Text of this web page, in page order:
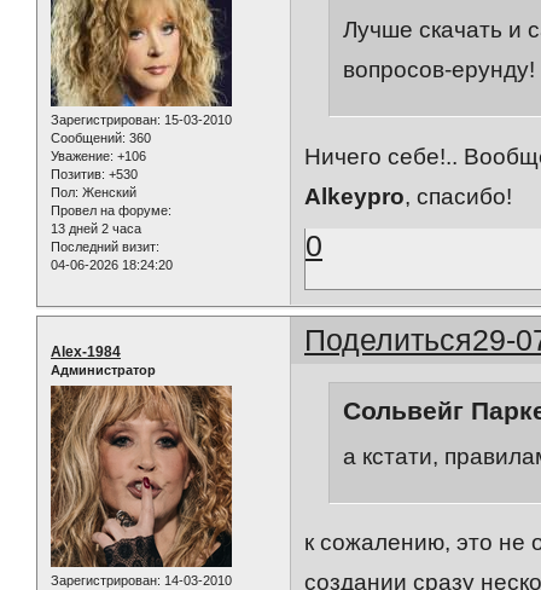
Зарегистрирован: 15-03-2010
Сообщений: 360
Уважение: +106
Позитив: +530
Пол: Женский
Провел на форуме:
13 дней 2 часа
Последний визит:
04-06-2026 18:24:20
Лучше скачать и
вопросов-ерунду!
Ничего себе!..
Alkeypro, спасибо!
0
Поделиться29-
Alex-1984
Администратор
Зарегистрирован: 14-03-2010
Сольвейг
а кстати,
к сожалению, это не
создании сразу